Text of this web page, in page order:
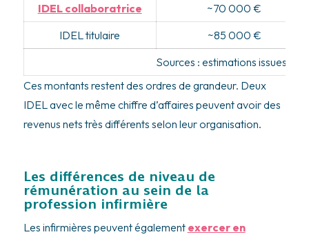
IDEL collaboratrice
~70 000 €
IDEL titulaire
~85 000 €
Sources : estimations issues
Ces montants restent des ordres de grandeur. Deux
IDEL avec le même chiffre d’affaires peuvent avoir des
revenus nets très différents selon leur organisation.
Les différences de niveau de
rémunération au sein de la
profession infirmière
Les infirmières peuvent également exercer en